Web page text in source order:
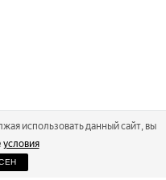
использовать данный сайт, вы
условия